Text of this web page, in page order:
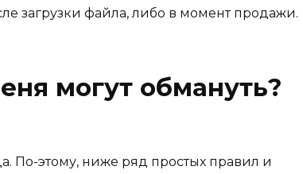
загрузки файла, либо в момент продажи.
могут обмануть?
По-этому, ниже ряд простых правил и